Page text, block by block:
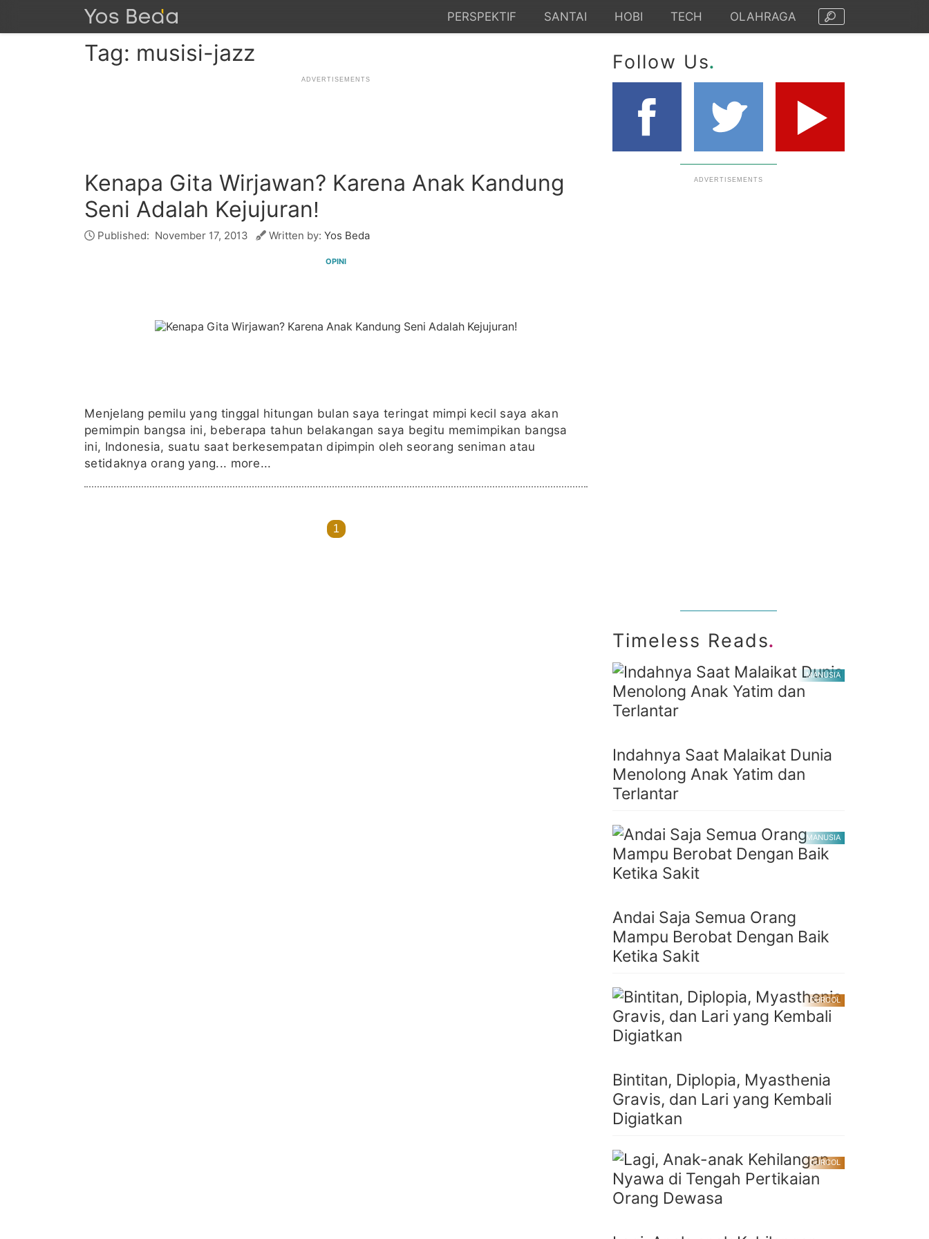
PERSPEKTIF SANTAI HOBI TECH OLAHRAGA
Tag: musisi-jazz
Kenapa Gita Wirjawan? Karena Anak Kandung
Seni Adalah Kejujuran!
Published: November 17, 2013 Written by: Yos Beda
OPINI
Menjelang pemilu yang tinggal hitungan bulan saya teringat mimpi kecil saya akan
pemimpin bangsa ini, beberapa tahun belakangan saya begitu memimpikan bangsa
ini, Indonesia, suatu saat berkesempatan dipimpin oleh seorang seniman atau
setidaknya orang yang... more...
1
Follow Us.
Timeless Reads.
MANUSIA
Indahnya Saat Malaikat Dunia
Menolong Anak Yatim dan
Terlantar
MANUSIA
Andai Saja Semua Orang
Mampu Berobat Dengan Baik
Ketika Sakit
CURCOL
Bintitan, Diplopia, Myasthenia
Gravis, dan Lari yang Kembali
Digiatkan
CURCOL